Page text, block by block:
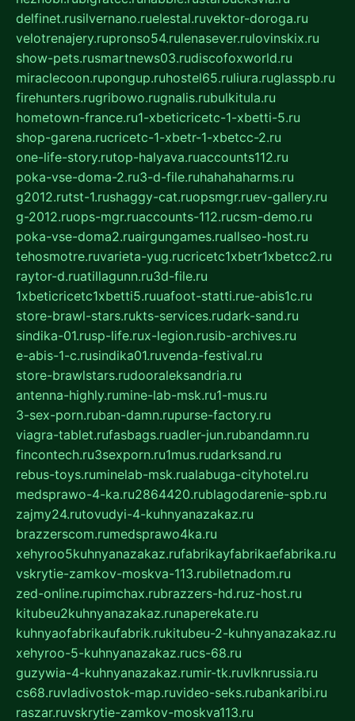
delfinet.rusilvernano.ruelestal.ruvektor-doroga.ru
velotrenajery.rupronso54.rulenasever.rulovinskix.ru
show-pets.rusmartnews03.rudiscofoxworld.ru
miraclecoon.rupongup.ruhostel65.ruliura.ruglasspb.ru
firehunters.rugribowo.rugnalis.rubulkitula.ru
hometown-france.ru1-xbeticricetc-1-xbetti-5.ru
shop-garena.rucricetc-1-xbetr-1-xbetcc-2.ru
one-life-story.rutop-halyava.ruaccounts112.ru
poka-vse-doma-2.ru3-d-file.ruhahahaharms.ru
g2012.rutst-1.rushaggy-cat.ruopsmgr.ruev-gallery.ru
g-2012.ruops-mgr.ruaccounts-112.rucsm-demo.ru
poka-vse-doma2.ruairgungames.ruallseo-host.ru
tehosmotre.ruvarieta-yug.rucricetc1xbetr1xbetcc2.ru
raytor-d.ruatillagunn.ru3d-file.ru
1xbeticricetc1xbetti5.ruuafoot-statti.rue-abis1c.ru
store-brawl-stars.rukts-services.rudark-sand.ru
sindika-01.rusp-life.rux-legion.rusib-archives.ru
e-abis-1-c.rusindika01.ruvenda-festival.ru
store-brawlstars.rudooraleksandria.ru
antenna-highly.rumine-lab-msk.ru1-mus.ru
3-sex-porn.ruban-damn.rupurse-factory.ru
viagra-tablet.rufasbags.ruadler-jun.rubandamn.ru
fincontech.ru3sexporn.ru1mus.rudarksand.ru
rebus-toys.ruminelab-msk.rualabuga-cityhotel.ru
medsprawo-4-ka.ru2864420.rublagodarenie-spb.ru
zajmy24.rutovudyi-4-kuhnyanazakaz.ru
brazzerscom.rumedsprawo4ka.ru
xehyroo5kuhnyanazakaz.rufabrikayfabrikaefabrika.ru
vskrytie-zamkov-moskva-113.rubiletnadom.ru
zed-online.rupimchax.rubrazzers-hd.ruz-host.ru
kitubeu2kuhnyanazakaz.runaperekate.ru
kuhnyaofabrikaufabrik.rukitubeu-2-kuhnyanazakaz.ru
xehyroo-5-kuhnyanazakaz.rucs-68.ru
guzywia-4-kuhnyanazakaz.rumir-tk.ruvlknrussia.ru
cs68.ruvladivostok-map.ruvideo-seks.rubankaribi.ru
raszar.ruvskrytie-zamkov-moskva113.ru